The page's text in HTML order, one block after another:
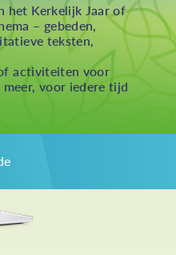
het Kerkelijk Jaar of
– gebeden,
teksten,
activiteiten voor
voor iedere tijd